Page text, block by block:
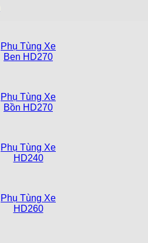
Phụ Tùng Xe
Ben HD270
Phụ Tùng Xe
Bồn HD270
Phụ Tùng Xe
HD240
Phụ Tùng Xe
HD260